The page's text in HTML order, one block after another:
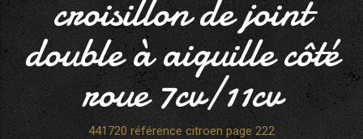
croisillon de joint
double à aiguille côté
roue 7cv/11cv
441720 référence citroen page 222